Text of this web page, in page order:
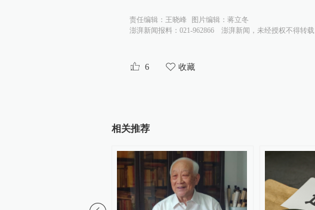
责任编辑： 王晓峰 图片编辑： 蒋立冬
澎湃新闻报料：021-962866
澎湃新闻，未经授权不得转载
6 收藏
相关推荐